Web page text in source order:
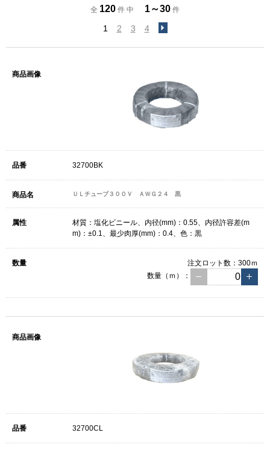
全 120 件 中 1～30 件
1 2 3 4
32700BK
ＵＬチューブ３００Ｖ ＡＷＧ２４ 黒
材質：塩化ビニール、内径(mm)：0.55、内径許容差(m
m)：±0.1、最少肉厚(mm)：0.4、色：黒
注文ロット数： 300ｍ
数量（ｍ）：
32700CL